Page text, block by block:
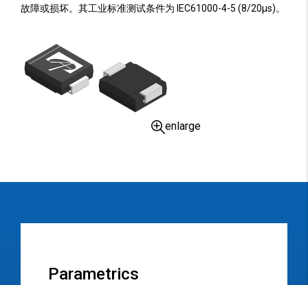
故障或损坏。其工业标准测试条件为 IEC61000-4-5 (8/20µs)。
enlarge
Parametrics